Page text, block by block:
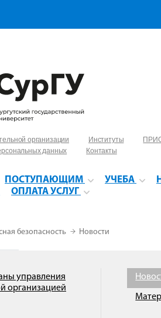
организации Институты
данных
Контакты
ПОСТУПАЮЩИМ УЧЕБА
ОПЛАТА УСЛУГ
безопасность Новости
управления
организацией